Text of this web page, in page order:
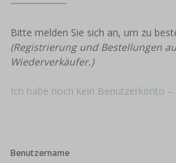
Bitte melden Sie sich an, um zu
(Registrierung und Bestellungen
Wiederverkäufer.)
Ich habe noch kein Benutzerkonto
Benutzername